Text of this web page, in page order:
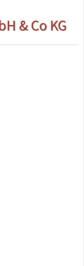
& Co KG